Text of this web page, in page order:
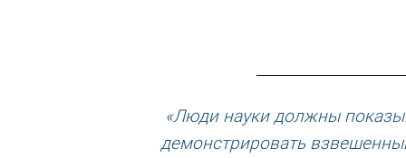
«Люди науки должны
демонстрировать